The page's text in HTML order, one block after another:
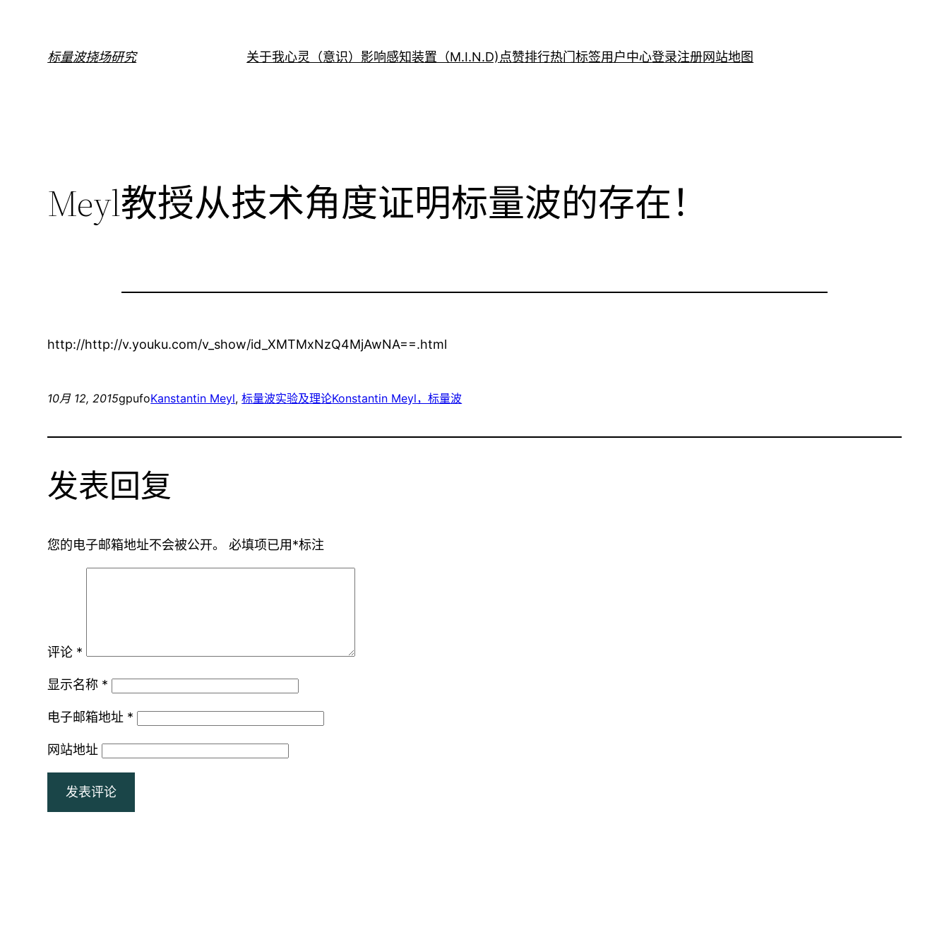
标量波挠场研究 关于我心灵（意识）影响感知装置（M.I.N.D)点赞排行热门标签用户中心登录注册网站地图
Meyl教授从技术角度证明标量波的存在！
http://http://v.youku.com/v_show/id_XMTMxNzQ4MjAwNA==.html
10月 12, 2015gpufoKanstantin Meyl, 标量波实验及理论Konstantin Meyl，标量波
发表回复
您的电子邮箱地址不会被公开。 必填项已用*标注
评论 *
显示名称 *
电子邮箱地址 *
网站地址